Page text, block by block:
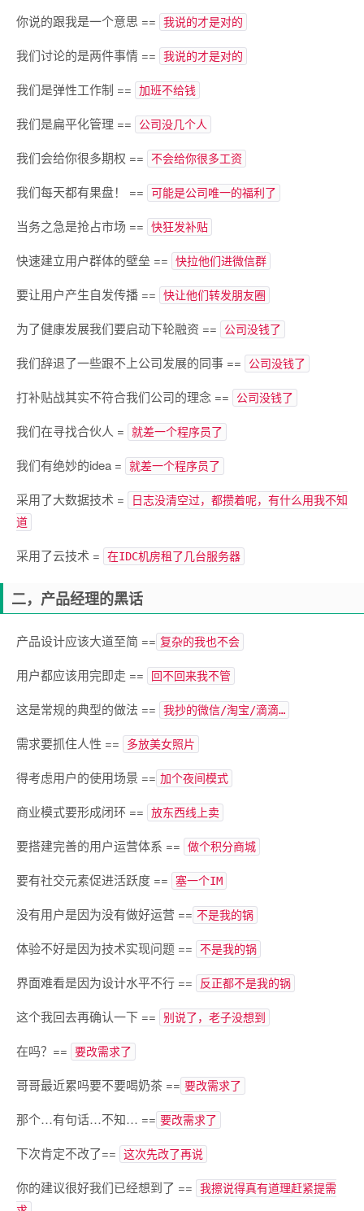
你说的跟我是一个意思 == 我说的才是对的
我们讨论的是两件事情 == 我说的才是对的
我们是弹性工作制 == 加班不给钱
我们是扁平化管理 == 公司没几个人
我们会给你很多期权 == 不会给你很多工资
我们每天都有果盘！ == 可能是公司唯一的福利了
当务之急是抢占市场 == 快狂发补贴
快速建立用户群体的壁垒 == 快拉他们进微信群
要让用户产生自发传播 == 快让他们转发朋友圈
为了健康发展我们要启动下轮融资 == 公司没钱了
我们辞退了一些跟不上公司发展的同事 == 公司没钱了
打补贴战其实不符合我们公司的理念 == 公司没钱了
我们在寻找合伙人 = 就差一个程序员了
我们有绝妙的idea = 就差一个程序员了
采用了大数据技术 =
日志没清空过，都攒着呢，有什么用我不知
道
采用了云技术 = 在IDC机房租了几台服务器
二，产品经理的黑话
产品设计应该大道至简 == 复杂的我也不会
用户都应该用完即走 == 回不回来我不管
这是常规的典型的做法 == 我抄的微信/淘宝/滴滴…
需求要抓住人性 == 多放美女照片
得考虑用户的使用场景 == 加个夜间模式
商业模式要形成闭环 == 放东西线上卖
要搭建完善的用户运营体系 == 做个积分商城
要有社交元素促进活跃度 == 塞一个IM
没有用户是因为没有做好运营 == 不是我的锅
体验不好是因为技术实现问题 == 不是我的锅
界面难看是因为设计水平不行 == 反正都不是我的锅
这个我回去再确认一下 == 别说了，老子没想到
在吗？== 要改需求了
哥哥最近累吗要不要喝奶茶 == 要改需求了
那个…有句话…不知… == 要改需求了
下次肯定不改了== 这次先改了再说
你的建议很好我们已经想到了 ==
我擦说得真有道理赶紧提需